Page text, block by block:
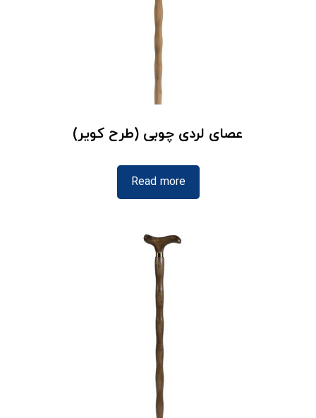
عصای لردی چوبی (طرح کویر)
Read more